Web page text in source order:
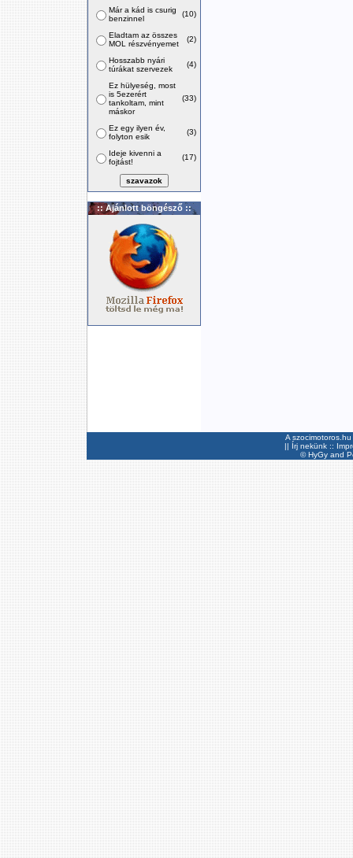
Már a kád is csurig
benzinnel
(10)
Eladtam az összes
MOL részvényemet
(2)
Hosszabb nyári
túrákat szervezek
(4)
Ez hülyeség, most
is 5ezerért
tankoltam, mint
máskor
(33)
Ez egy ilyen év,
folyton esik
(3)
Ideje kivenni a
fojtást!
(17)
:: Ajánlott böngésző ::
A
|| Írj nekünk ::
©HyGyand